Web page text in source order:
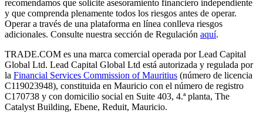
recomendamos que solicite asesoramiento financiero independiente
y que comprenda plenamente todos los riesgos antes de operar.
Operar a través de una plataforma en línea conlleva riesgos
adicionales. Consulte nuestra sección de Regulación aquí.
TRADE.COM es una marca comercial operada por Lead Capital
Global Ltd. Lead Capital Global Ltd está autorizada y regulada por
la Financial Services Commission of Mauritius (número de licencia
C119023948), constituida en Mauricio con el número de registro
C170738 y con domicilio social en Suite 403, 4.ª planta, The
Catalyst Building, Ebene, Reduit, Mauricio.